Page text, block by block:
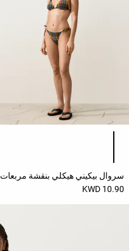
Community
مساعدة
سروال بيكيني هيكلي بنقشة مربعات
10.90 KWD